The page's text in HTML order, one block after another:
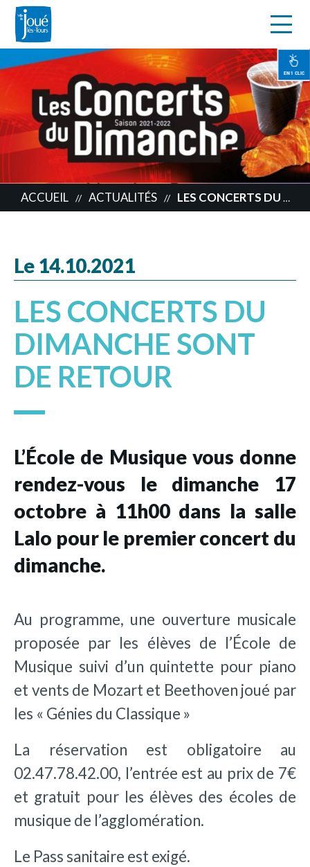
au
principal
EN 1 CLIC
ACCUEIL // ACTUALITÉS // LES CONCERTS DU DIMANCHE SONT DE RETOUR
Le 14.10.2021
LES CONCERTS DU
DIMANCHE SONT
DE RETOUR
L’École de Musique vous donne
rendez-vous le dimanche 17
octobre à 11h00 dans la salle
Lalo pour le premier concert du
dimanche.
Au programme, une ouverture musicale
proposée par les élèves de l’École de
Musique suivi d’un quintette pour piano
et vents de Mozart et Beethoven joué par
les « Génies du Classique »
La réservation est obligatoire au
02.47.78.42.00, l’entrée est au prix de 7€
et gratuit pour les élèves des écoles de
musique de l’agglomération.
Le Pass sanitaire est exigé.